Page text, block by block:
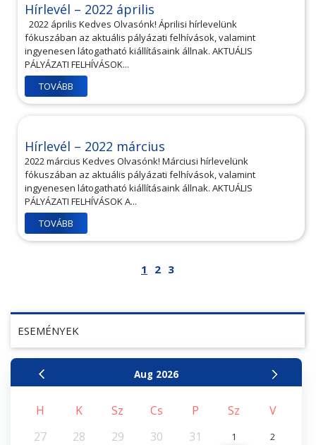
ESEMÉNYEK
Aug 2026
H K Sz Cs P Sz
V
27
28 29 30 31 1
2
Hírlevél – 2022 április
2022 április Kedves Olvasónk! Áprilisi hírlevelünk
fókuszában az aktuális pályázati felhívások, valamint
ingyenesen látogatható kiállításaink állnak. AKTUÁLIS
PÁLYÁZATI FELHÍVÁSOK...
TOVÁBB
Hírlevél – 2022 március
2022 március Kedves Olvasónk! Márciusi hírlevelünk
fókuszában az aktuális pályázati felhívások, valamint
ingyenesen látogatható kiállításaink állnak. AKTUÁLIS
PÁLYÁZATI FELHÍVÁSOK A...
TOVÁBB
1 2 3